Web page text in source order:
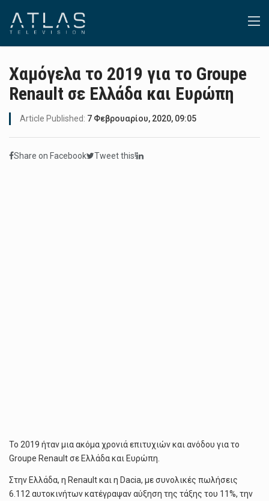
Χαμόγελα το 2019 για το Groupe
Renault σε Ελλάδα και Ευρώπη
Article Published: 7 Φεβρουαρίου, 2020, 09:05
Share on Facebook Tweet this!
Το 2019 ήταν μια ακόμα χρονιά επιτυχιών και ανόδου για το
Groupe Renault σε Ελλάδα και Ευρώπη.
Στην Ελλάδα, η Renault και η Dacia, με συνολικές πωλήσεις
6.112 αυτοκινήτων κατέγραψαν αύξηση της τάξης του 11%, την